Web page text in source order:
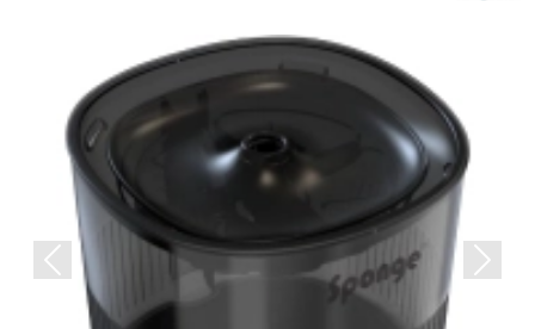
Previous Next